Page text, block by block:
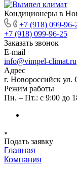
Кондиционеры в
+7 (918) 099-96-
+7 (918) 099-96-25
Заказать звонок
E-mail
info@vimpel-climat.ru
Адрес
г. Новороссийск ул.
Режим работы
Пн. – Пт.: с 9:00 до
Подать заявку
Главная
Компания